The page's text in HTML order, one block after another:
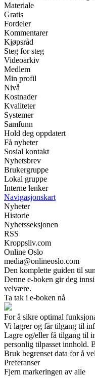
Materiale
Gratis
Fordeler
Kommentarer
Kjøpsråd
Steg for steg
Videoarkiv
Medlem
Min profil
Nivå
Kostnader
Kvaliteter
Systemer
Samfunn
Hold deg oppdatert
Få nyheter
Sosial kontakt
Nyhetsbrev
Brukergruppe
Lokal gruppe
Interne lenker
Navigasjonskart
Nyheter
Historie
Nyhetsseksjonen
RSS
Kroppsliv.com
Online Oslo
media@onlineoslo.com
Den komplette guiden til
Denne e-boken gir deg
velvære.
Ta tak i e-boken nå
For å sikre optimal
Vi lagrer og får tilgang til
Lagre og/eller få tilgang til
personlig tilpasset innhold.
Bruk begrenset data for å
Preferanser
Fjern markeringen av alle